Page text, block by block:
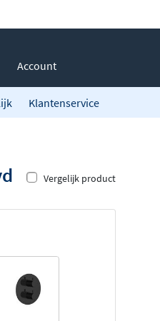
Account
Klantenservice
Vergelijk product